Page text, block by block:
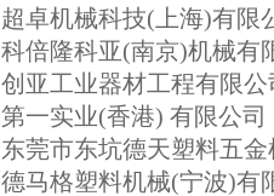
超卓机械科技(上海)有限
科倍隆科亚(南京)机械有
创亚工业器材工程有限公
第一实业(香港) 有限公司
东莞市东坑德天塑料五
德马格塑料机械(宁波)有